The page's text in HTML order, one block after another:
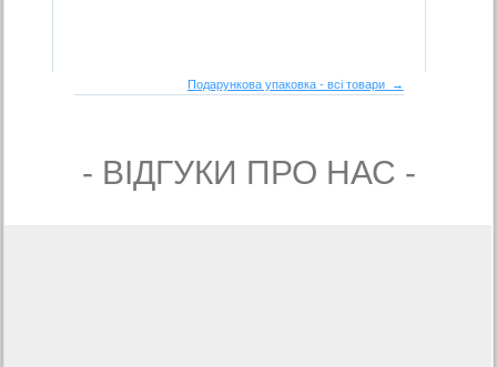
Подарункова упаковка - всі товари →
- ВIДГУКИ ПРО НАС -